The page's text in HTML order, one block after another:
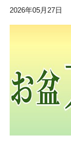
2026年05月27日